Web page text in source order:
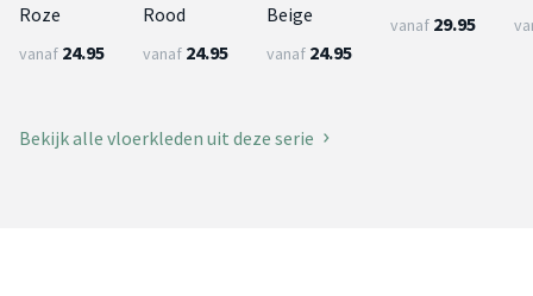
Roze
vanaf 24.95
Rood
vanaf 24.95
Beige
vanaf 24.95
vanaf 29.95
Bekijk alle vloerkleden uit deze serie